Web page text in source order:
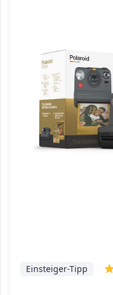
Einsteiger-Tipp